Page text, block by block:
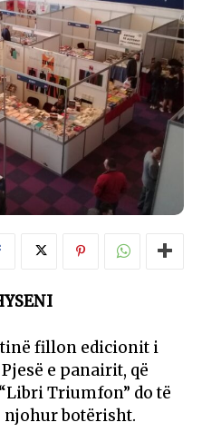
fillon edicionit i
e panairit, që
Triumfon” do të
njohur botërisht.